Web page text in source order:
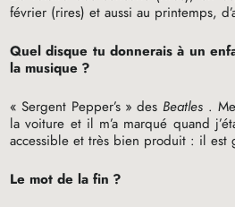
février (rires) et aussi au printemps,
Quel disque tu donnerais à un
la musique ?
« Sergent Pepper’s » des Beatles .
la voiture et il m’a marqué quand
accessible et très bien produit : il est
Le mot de la fin ?